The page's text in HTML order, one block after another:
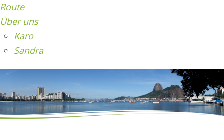
Route
Über uns
Karo
Sandra